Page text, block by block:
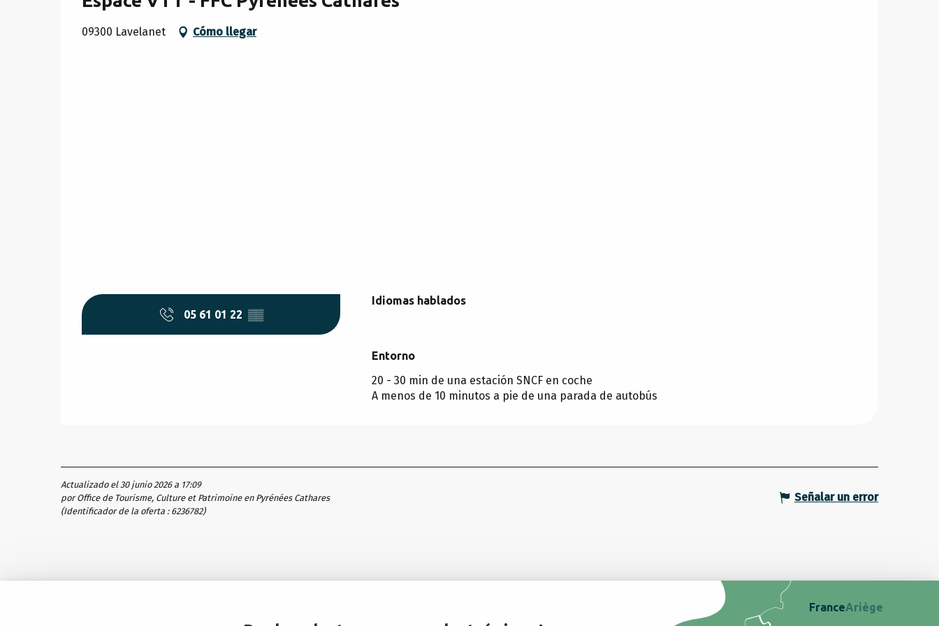
09300 Lavelanet Cómo llegar
05 61 01 22 ▒▒
Idiomas hablados
Idiomas hablados
Entorno
Entorno
20 - 30 min de una estación SNCF en coche
A menos de 10 minutos a pie de una parada de autobús
Actualizado el 30 junio 2026 a 17:09
por Office de Tourisme, Culture et Patrimoine en Pyrénées Cathares
(Identificador de la oferta : 6236782)
Señalar un error
FranceAriège